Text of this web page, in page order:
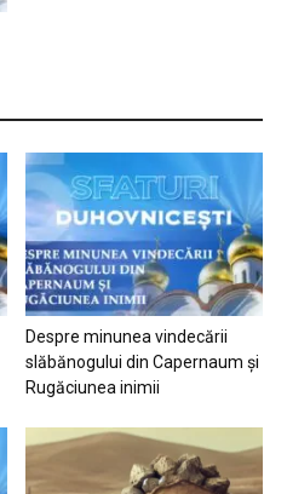
Despre minunea vindecării
slăbănogului din Capernaum și
Rugăciunea inimii